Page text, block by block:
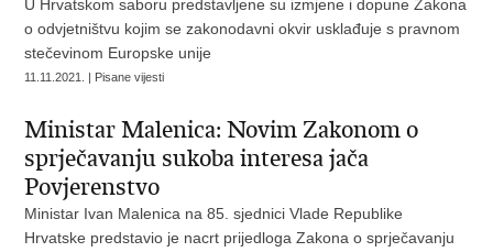
U Hrvatskom saboru predstavljene su izmjene i dopune Zakona
o odvjetništvu kojim se zakonodavni okvir usklađuje s pravnom
stečevinom Europske unije
11.11.2021. | Pisane vijesti
Ministar Malenica: Novim Zakonom o
sprječavanju sukoba interesa jača
Povjerenstvo
Ministar Ivan Malenica na 85. sjednici Vlade Republike
Hrvatske predstavio je nacrt prijedloga Zakona o sprječavanju